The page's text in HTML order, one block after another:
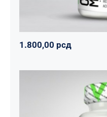
1.800,00 рсд